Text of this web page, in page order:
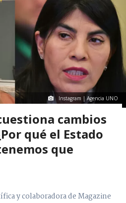
Instagram | Agencia UNO
cambios
qué el Estado
que
y colaboradora de Magazine